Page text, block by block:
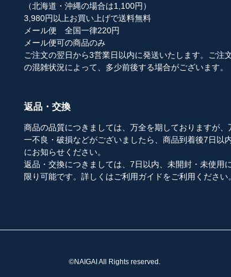
（北海道・沖縄の場合は1,100円）
3,980円以上お買い上げで送料無料
メール便 全国一律220円
メール便可の商品のみ
ご注文の翌日から3営業日以内に発送いたします。ご注
の混雑状況によって、多少前後する場合がございます。
返品・交換
商品の品質につきましては、万全を期しておりますが、
一不良・破損などがございましたら、商品到着後7日以
にお知らせください。
返品・交換につきましては、7日以内、未開封・未使用に
限り可能です。詳しくはご利用ガイドをご利用ください。
©NAIGAI All Rights reserved.